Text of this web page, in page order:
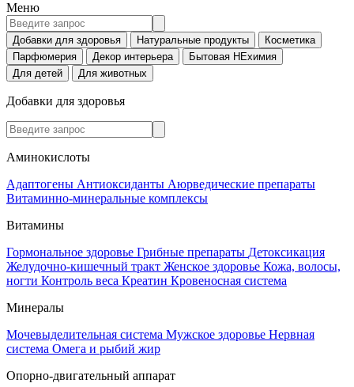
Меню
Добавки для здоровья Натуральные продукты
Косметика
Парфюмерия
Декор интерьера
Бытовая НЕхимия
Для детей
Для животных
Добавки для здоровья
Аминокислоты
Адаптогены Антиоксиданты Аюрведические препараты
Витаминно-минеральные комплексы
Витамины
Гормональное здоровье Грибные препараты Детоксикация
Желудочно-кишечный тракт Женское здоровье Кожа, волосы,
ногти Контроль веса Креатин Кровеносная система
Минералы
Мочевыделительная система Мужское здоровье Нервная
система Омега и рыбий жир
Опорно-двигательный аппарат